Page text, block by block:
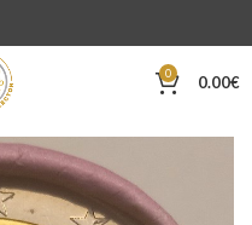
0 0.00€